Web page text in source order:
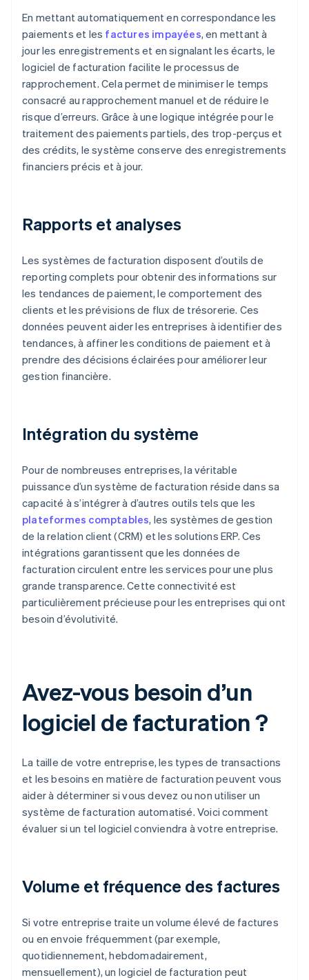
En mettant automatiquement en correspondance les
paiements et les factures impayées, en mettant à
jour les enregistrements et en signalant les écarts, le
logiciel de facturation facilite le processus de
rapprochement. Cela permet de minimiser le temps
consacré au rapprochement manuel et de réduire le
risque d’erreurs. Grâce à une logique intégrée pour le
traitement des paiements partiels, des trop-perçus et
des crédits, le système conserve des enregistrements
financiers précis et à jour.
Rapports et analyses
Les systèmes de facturation disposent d’outils de
reporting complets pour obtenir des informations sur
les tendances de paiement, le comportement des
clients et les prévisions de flux de trésorerie. Ces
données peuvent aider les entreprises à identifier des
tendances, à affiner les conditions de paiement et à
prendre des décisions éclairées pour améliorer leur
gestion financière.
Intégration du système
Pour de nombreuses entreprises, la véritable
puissance d’un système de facturation réside dans sa
capacité à s’intégrer à d’autres outils tels que les
plateformes comptables, les systèmes de gestion
de la relation client (CRM) et les solutions ERP. Ces
intégrations garantissent que les données de
facturation circulent entre les services pour une plus
grande transparence. Cette connectivité est
particulièrement précieuse pour les entreprises qui ont
besoin d’évolutivité.
Avez-vous besoin d’un
logiciel de facturation ?
La taille de votre entreprise, les types de transactions
et les besoins en matière de facturation peuvent vous
aider à déterminer si vous devez ou non utiliser un
système de facturation automatisé. Voici comment
évaluer si un tel logiciel conviendra à votre entreprise.
Volume et fréquence des factures
Si votre entreprise traite un volume élevé de factures
ou en envoie fréquemment (par exemple,
quotidiennement, hebdomadairement,
mensuellement), un logiciel de facturation peut